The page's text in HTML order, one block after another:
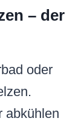
– der
oder
abkühlen